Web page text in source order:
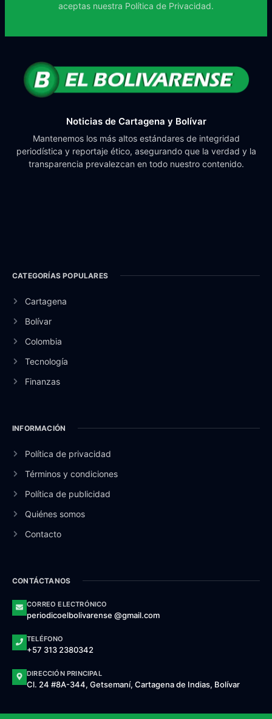
aceptas nuestra Política de Privacidad.
Noticias de Cartagena y Bolívar
Mantenemos los más altos estándares de integridad
periodística y reportaje ético, asegurando que la verdad y la
transparencia prevalezcan en todo nuestro contenido.
CATEGORÍAS POPULARES
Cartagena
Bolívar
Colombia
Tecnología
Finanzas
INFORMACIÓN
Política de privacidad
Términos y condiciones
Política de publicidad
Quiénes somos
Contacto
CONTÁCTANOS
CORREO ELECTRÓNICO
periodicoelbolivarense @gmail.com
TELÉFONO
+57 313 2380342
DIRECCIÓN PRINCIPAL
Cl. 24 #8A-344, Getsemaní, Cartagena de Indias, Bolívar